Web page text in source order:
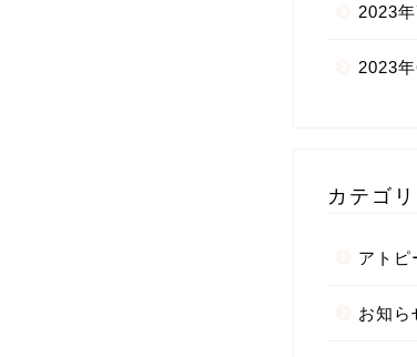
2023年
2023年
カテゴ
アトピ
お知ら